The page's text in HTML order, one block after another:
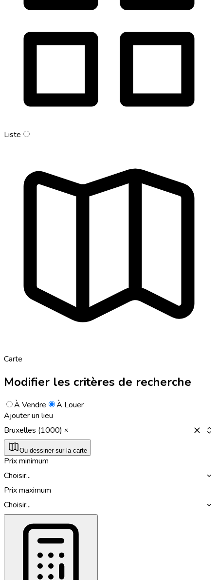
Liste
Carte
Modifier les critères de recherche
À Vendre
À Louer
Ajouter un lieu
Bruxelles (1000)
Ou dessiner sur la carte
Prix minimum
Choisir...
Prix maximum
Choisir...